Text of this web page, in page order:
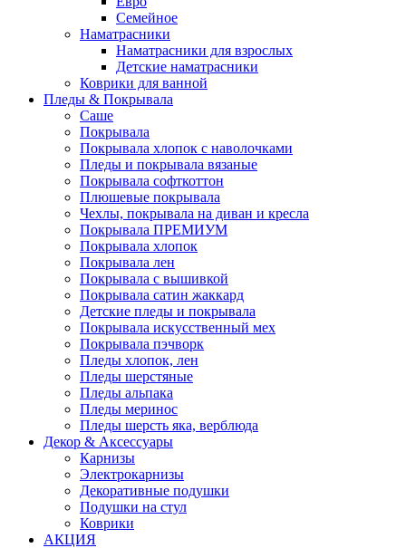
Семейное
Наматрасники
Наматрасники для взрослых
Детские наматрасники
Коврики для ванной
Пледы & Покрывала
Саше
Покрывала
Покрывала хлопок с наволочками
Пледы и покрывала вязаные
Покрывала софткоттон
Плюшевые покрывала
Чехлы, покрывала на диван и кресла
Покрывала ПРЕМИУМ
Покрывала хлопок
Покрывала лен
Покрывала с вышивкой
Покрывала сатин жаккард
Детские пледы и покрывала
Покрывала искусственный мех
Покрывала пэчворк
Пледы хлопок, лен
Пледы шерстяные
Пледы альпака
Пледы меринос
Пледы шерсть яка, верблюда
Декор & Аксессуары
Карнизы
Электрокарнизы
Декоративные подушки
Подушки на стул
Коврики
АКЦИЯ